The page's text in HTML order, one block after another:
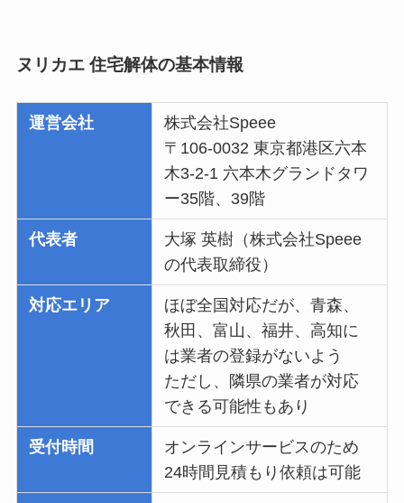
ヌリカエ 住宅解体の基本情報
運営会社
株式会社Speee
〒106-0032 東京都港区六本
木3-2-1 六本木グランドタワ
ー35階、39階
代表者
大塚 英樹（株式会社Speee
の代表取締役）
対応エリア
ほぼ全国対応だが、青森、
秋田、富山、福井、高知に
は業者の登録がないよう
ただし、隣県の業者が対応
できる可能性もあり
受付時間
オンラインサービスのため
24時間見積もり依頼は可能